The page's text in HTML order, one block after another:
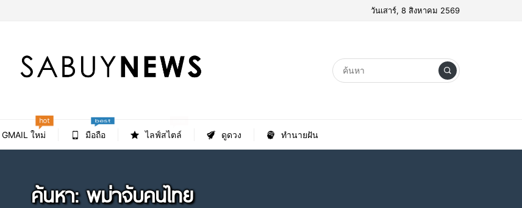
วันเสาร์, 8 สิงหาคม 2569
ใหม่
hot
มือถือ
best
ไลฟ์สไตล์ ดูดวง ทำนายฝัน
ค้นหา: พม่าจับคนไทย